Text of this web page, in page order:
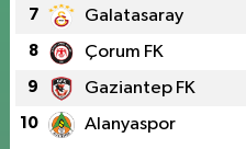
7 Galatasaray
8 Çorum FK
9 Gaziantep FK
10 Alanyaspor